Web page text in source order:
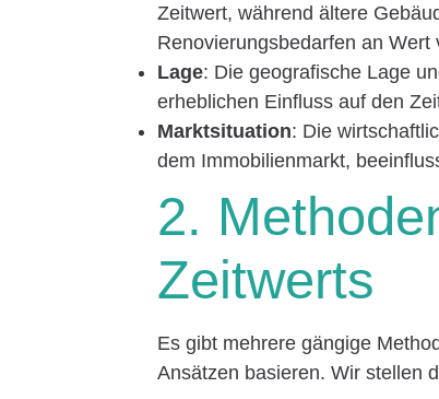
Zeitwert, während ältere
Renovierungsbedarfen an Wert
Lage: Die geografische Lage
erheblichen Einfluss auf den
Marktsituation: Die
dem Immobilienmarkt,
2.
Zeitwerts
Es gibt mehrere gängige
Ansätzen basieren. Wir stellen